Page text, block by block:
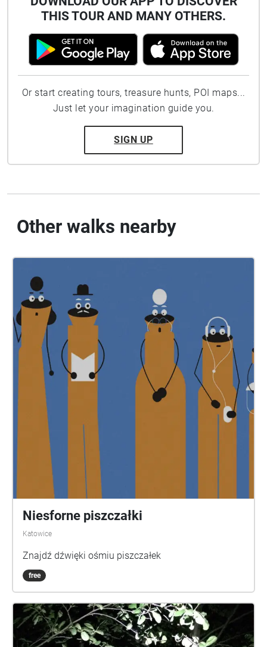
THIS TOUR AND MANY OTHERS.
Or start creating tours, treasure hunts, POI maps...
Just let your imagination guide you.
SIGN UP
Other walks nearby
Niesforne piszczałki
Katowice
Znajdź dźwięki ośmiu piszczałek
free